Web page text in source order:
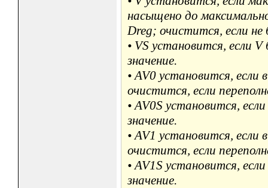
насыщено до
Dreg; очистится, если
• VS установится, если
значение.
• AV0 установится, если
очистится, если
• AV0S установится,
значение.
• AV1 установится, если
очистится, если
• AV1S установится,
значение.